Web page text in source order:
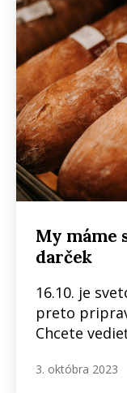
My máme
darček
16.10. je
preto
Chcete
3. októbra 2023